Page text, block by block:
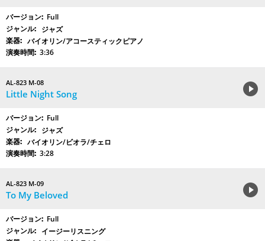
Full
ジャズ
バイオリン/アコースティックピアノ
3:36
AL-823 M-08
Little Night Song
Full
ジャズ
バイオリン/ビオラ/チェロ
3:28
AL-823 M-09
To My Beloved
Full
イージーリスニング